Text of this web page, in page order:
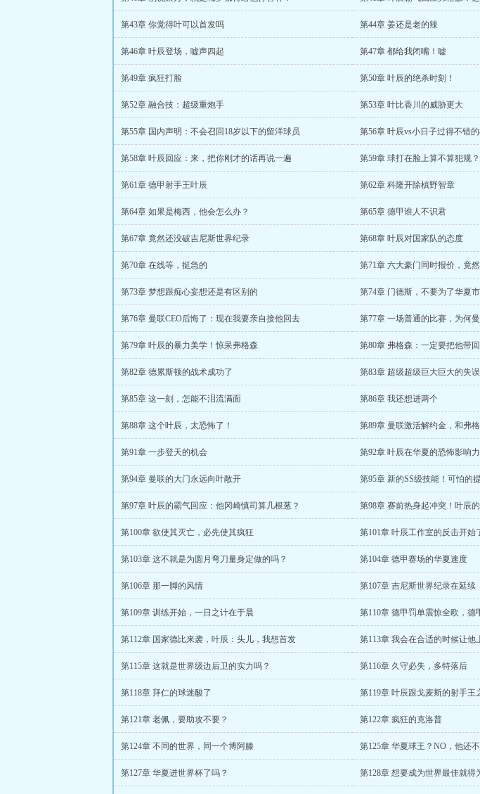
第43章 你觉得叶可以首发吗 第44章 姜还是老的辣
第46章 叶辰登场，嘘声四起 第47章 都给我闭嘴！嘘
第49章 疯狂打脸 第50章 叶辰的绝杀时刻！
第52章 融合技：超级重炮手 第53章 叶比香川的威胁更大
第55章 国内声明：不会召回18岁以下的留洋球员 第56章 叶辰vs小日子过得不错
第58章 叶辰回应：来，把你刚才的话再说一遍 第59章 球打在脸上算不算犯规
第61章 德甲射手王叶辰 第62章 科隆开除槙野智章
第64章 如果是梅西，他会怎么办？ 第65章 德甲谁人不识君
第67章 竟然还没破吉尼斯世界纪录 第68章 叶辰对国家队的态度
第70章 在线等，挺急的 第71章 六大豪门同时报价，竟
第73章 梦想跟痴心妄想还是有区别的
第76章 曼联CEO后悔了：现在我要亲自接他回去 第77章 一场普通的比赛，为何
第79章 叶辰的暴力美学！惊呆弗格森 第80章 弗格森：一定要把他带
第82章 德累斯顿的战术成功了 第83章 超级超级巨大巨大的失误
第85章 这一刻，怎能不泪流满面 第86章 我还想进两个
第88章 这个叶辰，太恐怖了！ 第89章 曼联激活解约金，和弗
第91章 一步登天的机会 第92章 叶辰在华夏的恐怖影响力
第94章 曼联的大门永远向叶敞开 第95章 新的SS级技能！可怕的
第97章 叶辰的霸气回应：他冈崎慎司算几根葱？ 第98章 赛前热身起冲突！叶辰
第100章 欲使其灭亡，必先使其疯狂 第101章 叶辰工作室的反击开始
第103章 这不就是为圆月弯刀量身定做的吗？ 第104章 德甲赛场的华夏速度
第106章 那一脚的风情 第107章 吉尼斯世界纪录在延续
第109章 训练开始，一日之计在于晨 第110章 德甲罚单震惊全欧，德
第112章 国家德比来袭，叶辰：头儿，我想首发 第113章 我会在合适的时候让他
第115章 这就是世界级边后卫的实力吗？ 第116章 久守必失，多特落后
第118章 拜仁的球迷酸了 第119章 叶辰跟戈麦斯的射手王
第121章 老佩，要助攻不要？ 第122章 疯狂的克洛普
第124章 不同的世界，同一个博阿滕 第125章 华夏球王？NO，他还
第127章 华夏进世界杯了吗？ 第128章 想要成为世界最佳就得